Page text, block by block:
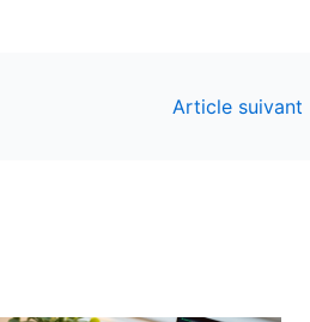
Article suivant